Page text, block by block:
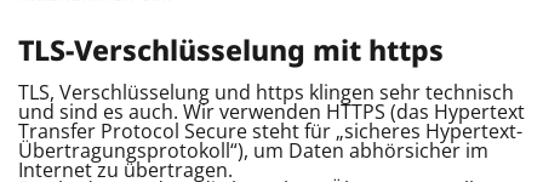
TLS-Verschlüsselung mit https
TLS, Verschlüsselung und https klingen sehr technisch
und sind es auch. Wir verwenden HTTPS (das Hypertext
Transfer Protocol Secure steht für „sicheres Hypertext-
Übertragungsprotokoll“), um Daten abhörsicher im
Internet zu übertragen.